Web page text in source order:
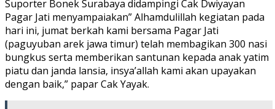
Suporter Bonek Surabaya didampingi Cak Dwiyayan
Pagar Jati menyampaiakan” Alhamdulillah kegiatan pada
hari ini, jumat berkah kami bersama Pagar Jati
(paguyuban arek jawa timur) telah membagikan 300 nasi
bungkus serta memberikan santunan kepada anak yatim
piatu dan janda lansia, insya’allah kami akan upayakan
dengan baik,” papar Cak Yayak.